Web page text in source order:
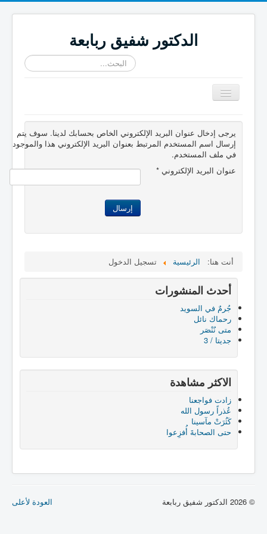
الدكتور شفيق ربابعة
البحث...
تبديل
المتصفح
≡يرجى إدخال عنوان البريد الإلكتروني الخاص بحسابك لدينا. سوف يتم
إرسال اسم المستخدم المرتبط بعنوان البريد الإلكتروني هذا والموجود
في ملف المستخدم.
عنوان البريد الإلكتروني *
إرسال
أنت هنا: الرئيسية تسجيل الدخول
أحدث المنشورات
جُرمٌ في السويد
رحماك نائل
متى نُنْصَر
جديتا / 3
الاكثر مشاهدة
زادت فواجعنا
عُذراً رسول الله
كَثُرَتْ مآسينا
حتى الصحابةَ أُفزِعوا
العودة لأعلى © 2026 الدكتور شفيق ربابعة